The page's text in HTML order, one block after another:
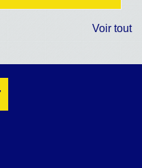
Voir tout